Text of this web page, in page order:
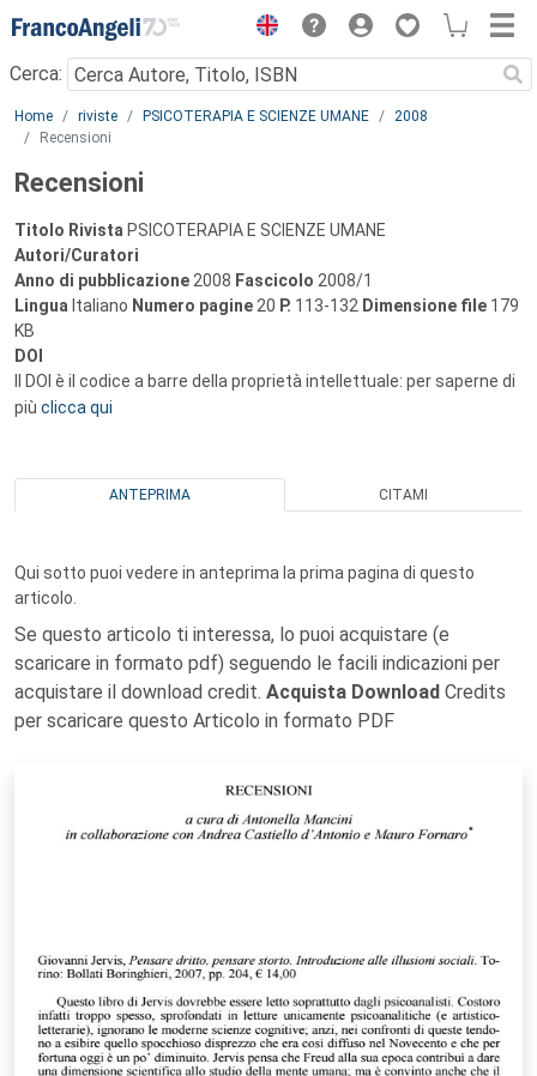
Menu
Cerca:
Main content
Home riviste PSICOTERAPIA E SCIENZE UMANE
2008
Recensioni
Recensioni
Titolo Rivista PSICOTERAPIA E SCIENZE UMANE
Autori/Curatori
Anno di pubblicazione 2008 Fascicolo 2008/1
Lingua Italiano Numero pagine 20 P. 113-132 Dimensione file 179
KB
DOI
Il DOI è il codice a barre della proprietà intellettuale: per saperne di
più clicca qui
ANTEPRIMA CITAMI
Qui sotto puoi vedere in anteprima la prima pagina di questo
articolo.
Se questo articolo ti interessa, lo puoi acquistare (e
scaricare in formato pdf) seguendo le facili indicazioni per
acquistare il download credit. Acquista Download Credits
per scaricare questo Articolo in formato PDF